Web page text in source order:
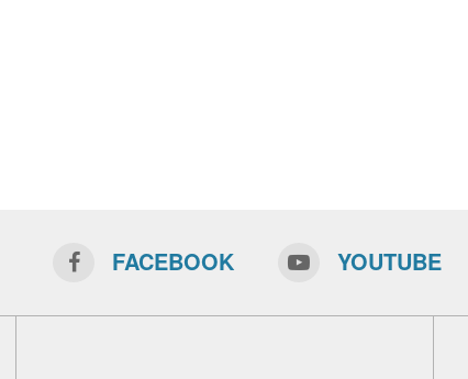
FACEBOOK YOUTUBE